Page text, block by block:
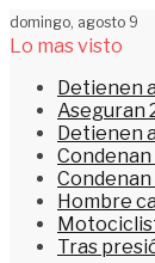
domingo, agosto 9
Lo mas visto
Detienen
Aseguran
Detienen
Hombre
Tras